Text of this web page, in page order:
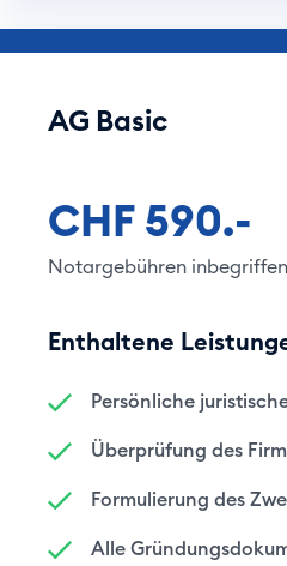
AG Basic
CHF 590.-
Notargebühren inbegriffen
Enthaltene
Persönliche
Überprüfung des
Formulierung des
Alle